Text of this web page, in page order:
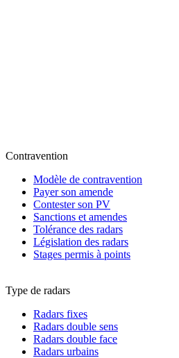
Contravention
Modèle de contravention
Payer son amende
Contester son PV
Sanctions et amendes
Tolérance des radars
Législation des radars
Stages permis à points
Type de radars
Radars fixes
Radars double sens
Radars double face
Radars urbains